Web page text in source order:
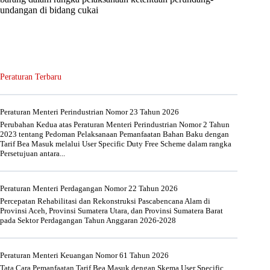
undangan di bidang cukai
Peraturan Terbaru
Peraturan Menteri Perindustrian Nomor 23 Tahun 2026
Perubahan Kedua atas Peraturan Menteri Perindustrian Nomor 2 Tahun
2023 tentang Pedoman Pelaksanaan Pemanfaatan Bahan Baku dengan
Tarif Bea Masuk melalui User Specific Duty Free Scheme dalam rangka
Persetujuan antara...
Peraturan Menteri Perdagangan Nomor 22 Tahun 2026
Percepatan Rehabilitasi dan Rekonstruksi Pascabencana Alam di
Provinsi Aceh, Provinsi Sumatera Utara, dan Provinsi Sumatera Barat
pada Sektor Perdagangan Tahun Anggaran 2026-2028
Peraturan Menteri Keuangan Nomor 61 Tahun 2026
Tata Cara Pemanfaatan Tarif Bea Masuk dengan Skema User Specific